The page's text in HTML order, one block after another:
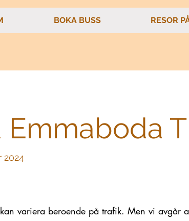
BOKA BUSS RESOR
Emmaboda
2024
variera beroende på trafik. Men vi avgår